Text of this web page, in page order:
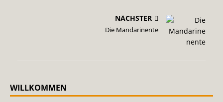
NÄCHSTER
Die Mandarinente
WILLKOMMEN